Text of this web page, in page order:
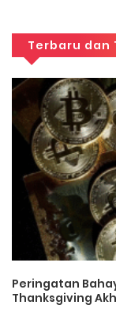
Terbaru dan
Peringatan
Thanksgiving